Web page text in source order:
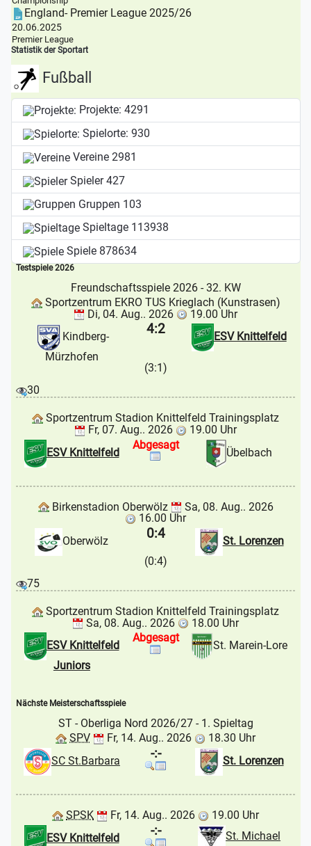
England- Premier League 2025/26
20.06.2025
Premier League
Statistik der Sportart
Fußball
Projekte: 4291
Spielorte: 930
Vereine 2981
Spieler427
Gruppen 103
Spieltage 113938
Spiele 878634
Testspiele 2026
Freundschaftsspiele 2026- 32. KW
Sportzentrum EKRO TUS Krieglach (Kunstrasen)
Di, 04. Aug.. 2026
19.00 Uhr
Kindberg-
Mürzhofen
ESV Knittelfeld
4:2
(3:1)
30
Sportzentrum Stadion Knittelfeld Trainingsplatz
Fr, 07. Aug.. 2026
19.00 Uhr
ESV Knittelfeld
Übelbach
Abgesagt
Birkenstadion Oberwölz
Sa, 08. Aug.. 2026
16.00 Uhr
Oberwölz
St. Lorenzen
0:4
(0:4)
75
Sportzentrum Stadion Knittelfeld Trainingsplatz
Sa, 08. Aug.. 2026
18.00 Uhr
ESV Knittelfeld
Juniors
St. Marein-Lore
Abgesagt
Nächste Meisterschaftsspiele
ST - Oberliga Nord 2026/27- 1. Spieltag
SPV
Fr, 14. Aug.. 2026
18.30 Uhr
SC St.Barbara
St. Lorenzen
-:-
SPSK Fr, 14. Aug.. 2026
19.00 Uhr
ESV Knittelfeld
St. Michael
-:-